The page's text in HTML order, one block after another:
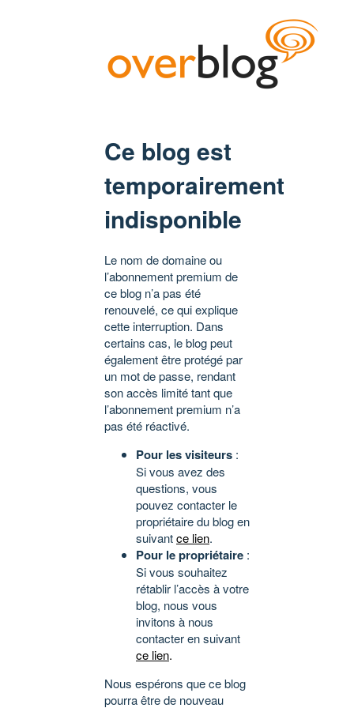
Ce blog est
temporairement
indisponible
Le nom de domaine ou
l’abonnement premium de
ce blog n’a pas été
renouvelé, ce qui explique
cette interruption. Dans
certains cas, le blog peut
également être protégé par
un mot de passe, rendant
son accès limité tant que
l’abonnement premium n’a
pas été réactivé.
Pour les visiteurs :
Si vous avez des
questions, vous
pouvez contacter le
propriétaire du blog en
suivantce lien.
Pour le propriétaire :
Si vous souhaitez
rétablir l’accès à votre
blog, nous vous
invitons à nous
contacter en suivant
ce lien.
Nous espérons que ce blog
pourra être de nouveau